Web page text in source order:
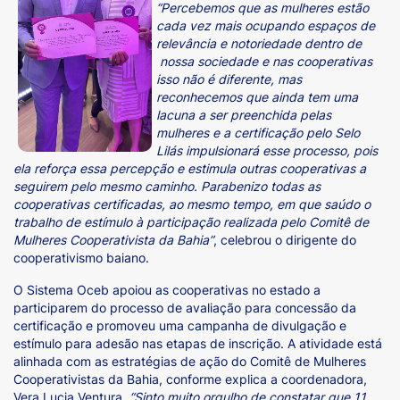
“Percebemos que as mulheres estão
cada vez mais ocupando espaços de
relevância e notoriedade dentro de
nossa sociedade e nas cooperativas
isso não é diferente, mas
reconhecemos que ainda tem uma
lacuna a ser preenchida pelas
mulheres e a certificação pelo Selo
Lilás impulsionará esse processo, pois
ela reforça essa percepção e estimula outras cooperativas a
seguirem pelo mesmo caminho. Parabenizo todas as
cooperativas certificadas, ao mesmo tempo, em que saúdo o
trabalho de estímulo à participação realizada pelo Comitê de
Mulheres Cooperativista da Bahia”, celebrou o dirigente do
cooperativismo baiano.
O Sistema Oceb apoiou as cooperativas no estado a
participarem do processo de avaliação para concessão da
certificação e promoveu uma campanha de divulgação e
estímulo para adesão nas etapas de inscrição. A atividade está
alinhada com as estratégias de ação do Comitê de Mulheres
Cooperativistas da Bahia, conforme explica a coordenadora,
Vera Lucia Ventura.
“Sinto muito orgulho de constatar que 11